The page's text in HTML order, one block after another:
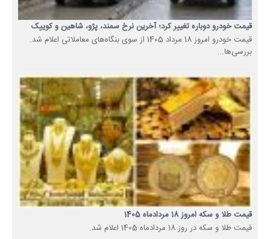
قیمت خودرو دوباره تغییر کرد؛ آخرین نرخ سمند، پژو، شاهین و کوییک
قیمت خودرو امروز 18 مرداد 1405 از سوی بنگاه‌های معاملاتی اعلام شد.
بررسی‌ها...
قیمت طلا و سکه امروز 18 مردادماه 1405
قیمت طلا و سکه در روز 18 مردادماه 1405 اعلام شد.